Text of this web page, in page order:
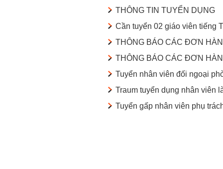
THÔNG TIN TUYỂN DỤNG
Cần tuyển 02 giáo viên tiếng
THÔNG BÁO CÁC ĐƠN
THÔNG BÁO CÁC ĐƠN
Tuyển nhân viên đối ngoại
Traum tuyển dụng nhân viên
Tuyển gấp nhân viên phụ